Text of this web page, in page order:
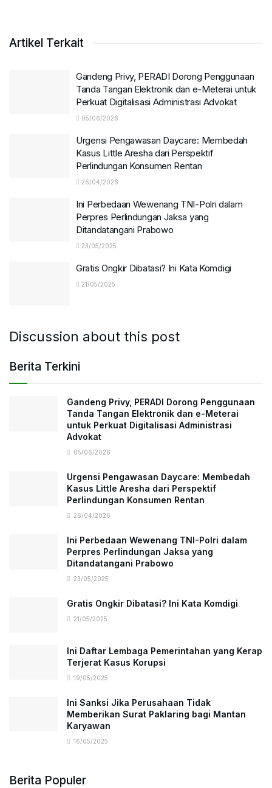
Artikel Terkait
Gandeng Privy, PERADI Dorong Penggunaan
Tanda Tangan Elektronik dan e-Meterai untuk
Perkuat Digitalisasi Administrasi Advokat
05/06/2026
Urgensi Pengawasan Daycare: Membedah
Kasus Little Aresha dari Perspektif
Perlindungan Konsumen Rentan
26/04/2026
Ini Perbedaan Wewenang TNI-Polri dalam
Perpres Perlindungan Jaksa yang
Ditandatangani Prabowo
23/05/2025
Gratis Ongkir Dibatasi? Ini Kata Komdigi
21/05/2025
Discussion about this post
Berita Terkini
Gandeng Privy, PERADI Dorong Penggunaan
Tanda Tangan Elektronik dan e-Meterai
untuk Perkuat Digitalisasi Administrasi
Advokat
05/06/2026
Urgensi Pengawasan Daycare: Membedah
Kasus Little Aresha dari Perspektif
Perlindungan Konsumen Rentan
26/04/2026
Ini Perbedaan Wewenang TNI-Polri dalam
Perpres Perlindungan Jaksa yang
Ditandatangani Prabowo
23/05/2025
Gratis Ongkir Dibatasi? Ini Kata Komdigi
21/05/2025
Ini Daftar Lembaga Pemerintahan yang Kerap
Terjerat Kasus Korupsi
19/05/2025
Ini Sanksi Jika Perusahaan Tidak
Memberikan Surat Paklaring bagi Mantan
Karyawan
16/05/2025
Berita Populer